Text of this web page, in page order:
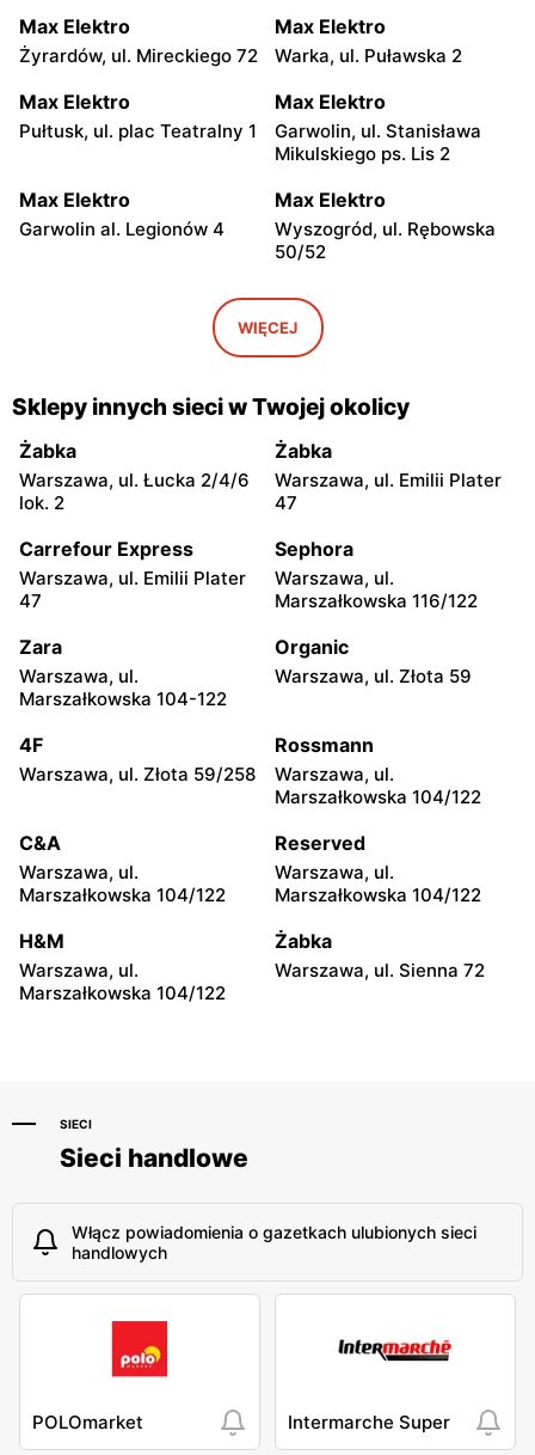
Max Elektro
Żyrardów, ul. Mireckiego 72
Max Elektro
Warka, ul. Puławska 2
Max Elektro
Pułtusk, ul. plac Teatralny 1
Max Elektro
Garwolin, ul. Stanisława
Mikulskiego ps. Lis 2
Max Elektro
Garwolin al. Legionów 4
Max Elektro
Wyszogród, ul. Rębowska
50/52
Max Elektro
Płońsk, ul. Warszawska 50
Max Elektro
Sochocin, ul. Guzikarzy 10
Max Elektro
Węgrów, ul. Rynek Mariacki
1
Max Elektro Max Elektro
A
Max Elektro Max Elektro
76
Max Elektro
Maja 41
Max Elektro
Wigury 13
Max Elektro
52
Max Elektro
Max Elektro Max Elektro
Niedziałkowskiego 19/21
Max Elektro Max Elektro
WIĘCEJ
Sklepy innych sieci w Twojej okolicy
Żabka
Warszawa, ul. Łucka 2/4/6
lok. 2
Żabka
Warszawa, ul. Emilii Plater
47
Carrefour Express
Warszawa, ul. Emilii Plater
47
Sephora
Warszawa, ul.
Marszałkowska 116/122
Zara
Warszawa, ul.
Marszałkowska 104-122
Organic
Warszawa, ul. Złota 59
4F
Warszawa, ul. Złota 59/258
Rossmann
Warszawa, ul.
Marszałkowska 104/122
C&A
Warszawa, ul.
Marszałkowska 104/122
Reserved
Warszawa, ul.
Marszałkowska 104/122
H&M
Warszawa, ul.
Marszałkowska 104/122
Żabka
Warszawa, ul. Sienna 72
SIECI
Sieci handlowe
Włącz powiadomienia o gazetkach ulubionych sieci
handlowych
POLOmarket Intermarche Super